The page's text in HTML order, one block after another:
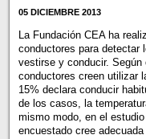
05 DICIEMBRE 2013
La Fundación CEA ha
conductores para detectar
vestirse y conducir.
conductores creen utilizar
15% declara conducir
de los casos, la
mismo modo, en el
encuestado cree